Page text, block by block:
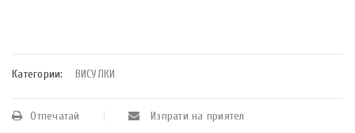
Категории: ВИСУЛКИ
Отпечатай Изпрати на приятел